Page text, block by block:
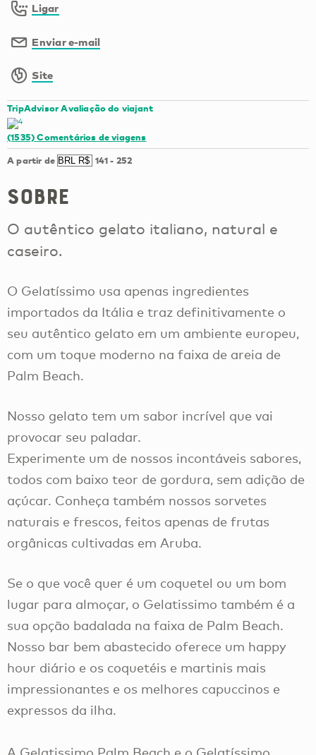
Ligar
Enviar e-mail
Site
TripAdvisor Avaliação do viajant
(1535)Comentários de viagens
A partir de 141- 252
Sobre
O autêntico gelato italiano, natural e
caseiro.
O Gelatíssimo usa apenas ingredientes
importados da Itália e traz definitivamente o
seu autêntico gelato em um ambiente europeu,
com um toque moderno na faixa de areia de
Palm Beach.
Nosso gelato tem um sabor incrível que vai
provocar seu paladar.
Experimente um de nossos incontáveis sabores,
todos com baixo teor de gordura, sem adição de
açúcar. Conheça também nossos sorvetes
naturais e frescos, feitos apenas de frutas
orgânicas cultivadas em Aruba.
Se o que você quer é um coquetel ou um bom
lugar para almoçar, o Gelatissimo também é a
sua opção badalada na faixa de Palm Beach.
Nosso bar bem abastecido oferece um happy
hour diário e os coquetéis e martinis mais
impressionantes e os melhores capuccinos e
expressos da ilha.
A Gelatissimo Palm Beach e o Gelatíssimo